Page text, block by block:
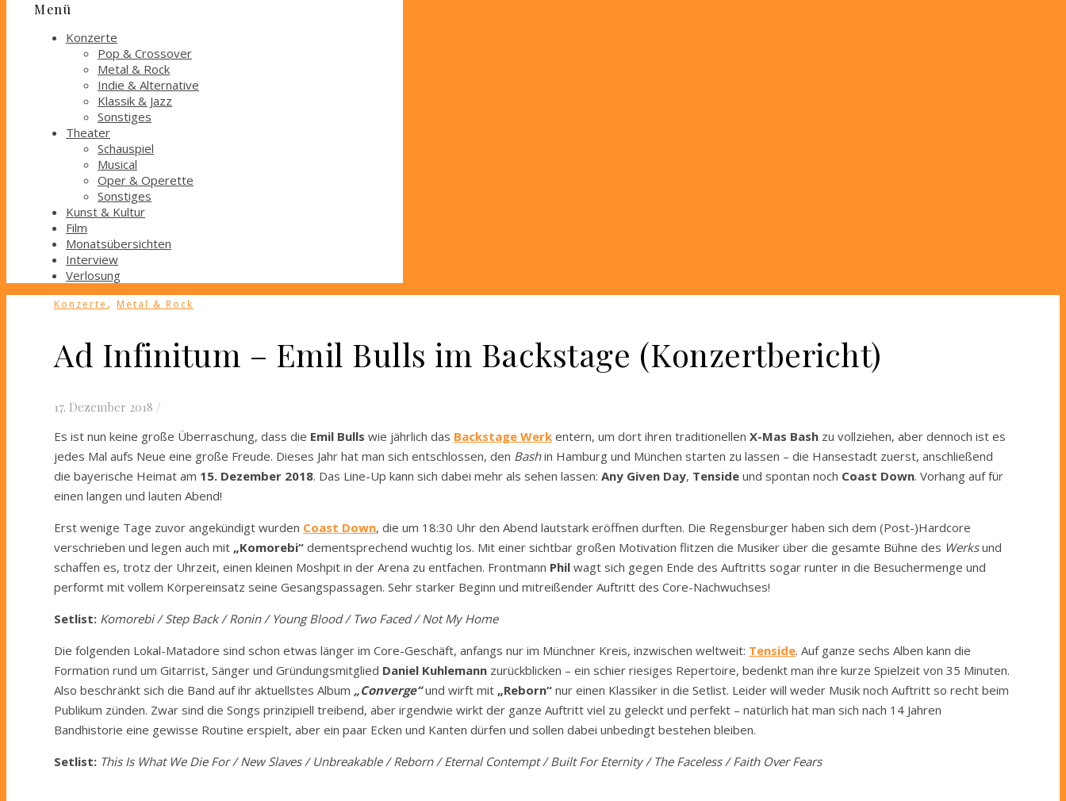
Menü
Konzerte
Pop & Crossover
Metal & Rock
Indie & Alternative
Klassik & Jazz
Sonstiges
Theater
Schauspiel
Musical
Oper & Operette
Sonstiges
Kunst & Kultur
Film
Monatsübersichten
Interview
Verlosung
Konzerte , Metal & Rock
Ad Infinitum – Emil Bulls im Backstage (Konzertbericht)
17. Dezember 2018 /
Es ist nun keine große Überraschung, dass die Emil Bulls wie jährlich das Backstage Werk entern, um dort ihren traditionellen X-Mas Bash zu vollziehen, aber dennoch ist es
jedes Mal aufs Neue eine große Freude. Dieses Jahr hat man sich entschlossen, den Bashin Hamburg und München starten zu lassen – die Hansestadt zuerst, anschließend
die bayerische Heimat am 15. Dezember 2018. Das Line-Up kann sich dabei mehr als sehen lassen: Any Given Day, Tenside und spontan noch Coast Down. Vorhang auf für
einen langen und lauten Abend!
Erst wenige Tage zuvor angekündigt wurden Coast Down, die um 18:30 Uhr den Abend lautstark eröffnen durften. Die Regensburger haben sich dem (Post-)Hardcore
verschrieben und legen auch mit „Komorebi“ dementsprechend wuchtig los. Mit einer sichtbar großen Motivation flitzen die Musiker über die gesamte Bühne des Werksund
schaffen es, trotz der Uhrzeit, einen kleinen Moshpit in der Arena zu entfachen. Frontmann Phil wagt sich gegen Ende des Auftritts sogar runter in die Besuchermenge und
performt mit vollem Körpereinsatz seine Gesangspassagen. Sehr starker Beginn und mitreißender Auftritt des Core-Nachwuchses!
Setlist: Komorebi / Step Back / Ronin / Young Blood / Two Faced / Not My Home
Die folgenden Lokal-Matadore sind schon etwas länger im Core-Geschäft, anfangs nur im Münchner Kreis, inzwischen weltweit: Tenside. Auf ganze sechs Alben kann die
Formation rund um Gitarrist, Sänger und Gründungsmitglied Daniel Kuhlemann zurückblicken – ein schier riesiges Repertoire, bedenkt man ihre kurze Spielzeit von 35 Minuten.
Also beschränkt sich die Band auf ihr aktuellstes Album „Converge“und wirft mit „Reborn“ nur einen Klassiker in die Setlist. Leider will weder Musik noch Auftritt so recht beim
Publikum zünden. Zwar sind die Songs prinzipiell treibend, aber irgendwie wirkt der ganze Auftritt viel zu geleckt und perfekt – natürlich hat man sich nach 14 Jahren
Bandhistorie eine gewisse Routine erspielt, aber ein paar Ecken und Kanten dürfen und sollen dabei unbedingt bestehen bleiben.
Setlist: This Is What We Die For / New Slaves / Unbreakable / Reborn / Eternal Contempt / Built For Eternity / The Faceless / Faith Over Fears